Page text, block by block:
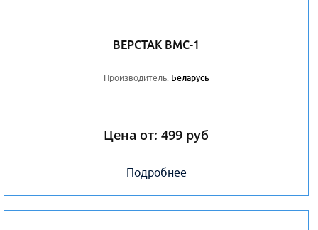
ВЕРСТАК ВМС-1
Производитель: Беларусь
Цена от:499 руб
Подробнее